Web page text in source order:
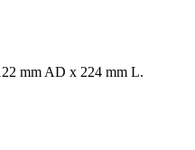
mm AD x 224 mm L.